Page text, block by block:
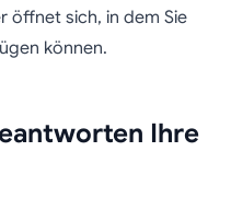
öffnet sich, in dem Sie
können.
Ihre